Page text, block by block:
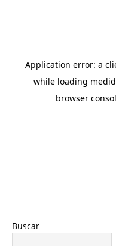
Buscar